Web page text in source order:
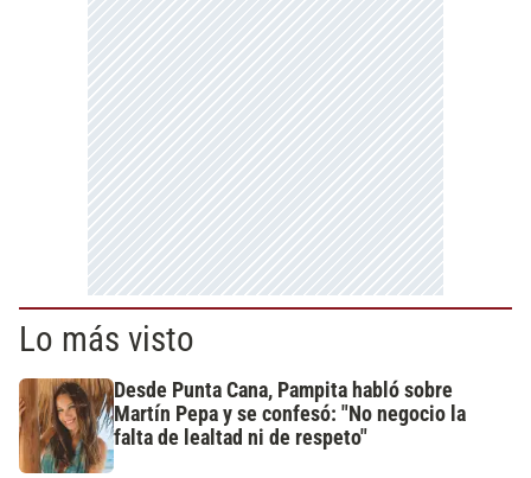
Lo más visto
Desde Punta Cana, Pampita habló sobre
Martín Pepa y se confesó: "No negocio la
falta de lealtad ni de respeto"